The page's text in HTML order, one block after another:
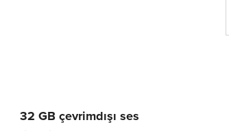
32 GB çevrimdışı ses